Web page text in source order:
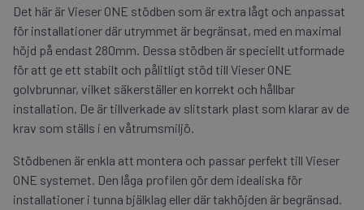
Det här är Vieser ONE stödben som är extra lågt och anpassat
för installationer där utrymmet är begränsat, med en maximal
höjd på endast 280mm. Dessa stödben är speciellt utformade
för att ge ett stabilt och pålitligt stöd till Vieser ONE
golvbrunnar, vilket säkerställer en korrekt och hållbar
installation. De är tillverkade av slitstark plast som klarar av de
krav som ställs i en våtrumsmiljö.
Stödbenen är enkla att montera och passar perfekt till Vieser
ONE systemet. Den låga profilen gör dem idealiska för
installationer i tunna bjälklag eller där takhöjden är begränsad.